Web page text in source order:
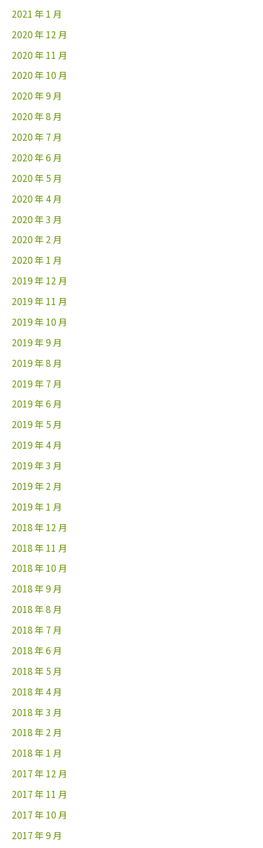
2021 年 1 月
2020 年 12 月
2020 年 11 月
2020 年 10 月
2020 年 9 月
2020 年 8 月
2020 年 7 月
2020 年 6 月
2020 年 5 月
2020 年 4 月
2020 年 3 月
2020 年 2 月
2020 年 1 月
2019 年 12 月
2019 年 11 月
2019 年 10 月
2019 年 9 月
2019 年 8 月
2019 年 7 月
2019 年 6 月
2019 年 5 月
2019 年 4 月
2019 年 3 月
2019 年 2 月
2019 年 1 月
2018 年 12 月
2018 年 11 月
2018 年 10 月
2018 年 9 月
2018 年 8 月
2018 年 7 月
2018 年 6 月
2018 年 5 月
2018 年 4 月
2018 年 3 月
2018 年 2 月
2018 年 1 月
2017 年 12 月
2017 年 11 月
2017 年 10 月
2017 年 9 月